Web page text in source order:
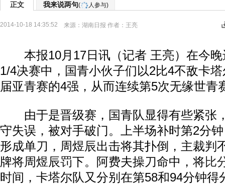
正文 我来说两句( 人参与)
2014-10-18 14:35:52 来源： 湖南日报 作者：王亮
本报10月17日讯（记者 王亮）在今晚
1/4决赛中，国青小伙子们以2比4不敌卡
届亚青赛的4强，从而连续第5次无缘世青
由于是晋级赛，国青队显得有些紧张
守失误，被对手破门。上半场补时第2分
形成单刀，周煜辰出击将其扑倒，主裁判
牌将周煜辰罚下。阿费夫操刀命中，将比
时间，卡塔尔队又分别在第58和94分钟得